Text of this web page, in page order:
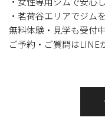
・茗荷谷エリアでジム
無料体験・見学も受付
ご予約・ご質問はLINE